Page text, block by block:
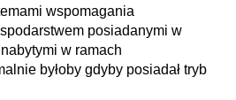
wspomagania
posiadanymi w
w ramach
byłoby gdyby posiadał tryb